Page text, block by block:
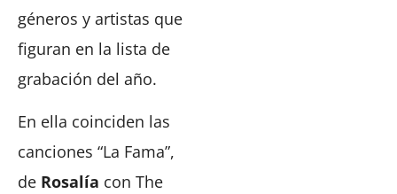
géneros y artistas que
figuran en la lista de
grabación del año.
En ella coinciden las
canciones “La Fama”,
de Rosalía con The